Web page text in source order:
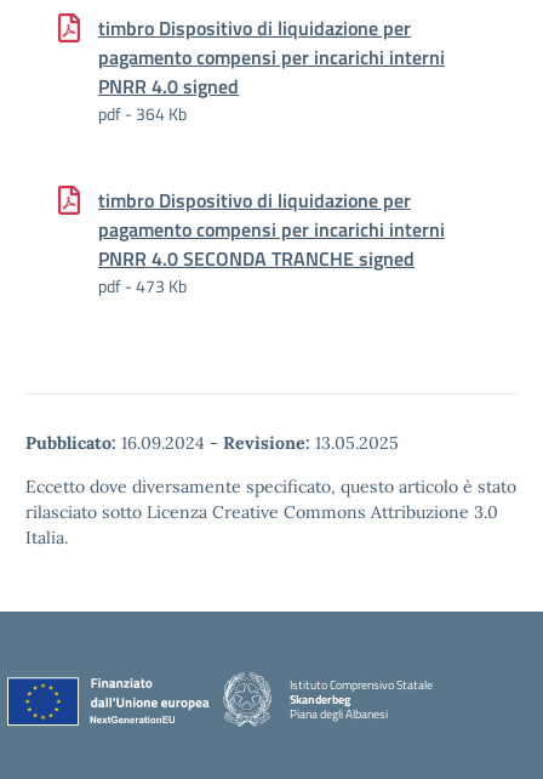
timbro Dispositivo di liquidazione per
pagamento compensi per incarichi interni
PNRR 4.0 signed
pdf - 364 Kb
timbro Dispositivo di liquidazione per
pagamento compensi per incarichi interni
PNRR 4.0 SECONDA TRANCHE signed
pdf - 473 Kb
Pubblicato: 16.09.2024 - Revisione: 13.05.2025
Eccetto dove diversamente specificato, questo articolo è stato
rilasciato sotto Licenza Creative Commons Attribuzione 3.0
Italia.
Istituto Comprensivo Statale
Skanderbeg
Piana degli Albanesi